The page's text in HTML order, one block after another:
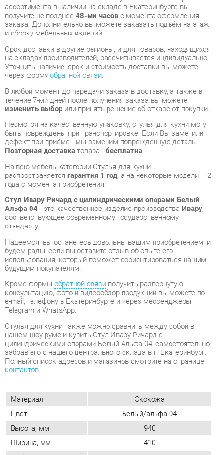
Срок доставки в другие регионы, и для товаров, находящихся
на складах производителей, рассчитывается индивидуально.
Уточнить наличие, срок и стоимость доставки вы можете
через формуобратной связи.
течение 7-ми дней после получения заказа вы можете
изменить выборили принять решение об отказе от покупки.
Несмотря на качественную упаковку, стулья для кухни могут
дефект при приёме - мы заменим поврежденную деталь.
Повторная доставкатовара -бесплатна.
распространяетсягарантия 1 год, а на некоторые модели – 2
года с момента приобретения.
Стул Ивару Ричард с цилиндрическими опорами Белый
Альфа 04
- это качественное изделие производства
соответствующее современному государственному
стандарту.
Надеемся, вы останетесь довольны вашим приобретением, и
будем рады, если вы оставите отзыв об опыте его
использования, который поможет сориентироваться нашим
будущим покупателям.
Кроме формы
консультацию, фото и видеообзор продукции вы можете по
e-mail, телефону в Екатеринбурге и через мессенджеры
Telegram и WhatsApp.
Стулья для кухни также можно сравнить между собой в
цилиндрическими опорами Белый Альфа 04, самостоятельно
забрав его с нашего центрального склада в г. Екатеринбург.
Полный список адресов и магазинов смотрите на странице
контактов.
Материал
Экокожа
Цвет
Белый/альфа 04
Высота, мм
940
Глубина, мм
410
Вес упаковок, кг
4.6
Объем упаковок, м3
0.25
Форма
Квадратные
Обивка
Искусственная кожа